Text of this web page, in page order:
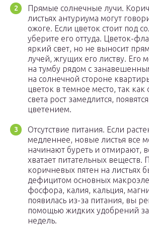
Прямые солнечные лучи.
листьях антуриума могут
ожоге. Если цветок стоит под
уберите его оттуда. Цветок-
яркий свет, но не выносит
лучей, жгущих его листву. Его
на тумбу рядом с
на солнечной стороне
цветок в темное место, так как
света рост замедлится,
цветением.
Отсутствие питания. Если
медленнее, новые листья все
начинают буреть и отмирают,
хватает питательных веществ.
коричневых пятен на листьях
дефицитом основных
фосфора, калия, кальция,
появилась из-за питания, вы
помощью жидких удобрений за
недель.